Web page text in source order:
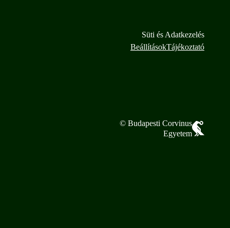
Süti és Adatkezelés
BeállításokTájékoztató
© Budapesti Corvinus
Egyetem